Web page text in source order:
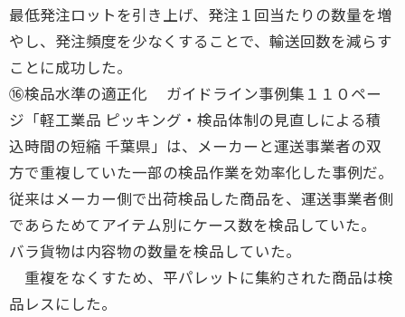
最低発注ロットを引き上げ、発注１回当たりの数量を増
やし、発注頻度を少なくすることで、輸送回数を減らす
ことに成功した。
⑯検品水準の適正化 ガイドライン事例集１１０ペー
ジ「軽工業品 ピッキング・検品体制の見直しによる積
込時間の短縮 千葉県」は、メーカーと運送事業者の双
方で重複していた一部の検品作業を効率化した事例だ。
従来はメーカー側で出荷検品した商品を、運送事業者側
であらためてアイテム別にケース数を検品していた。
バラ貨物は内容物の数量を検品していた。
重複をなくすため、平パレットに集約された商品は検
品レスにした。